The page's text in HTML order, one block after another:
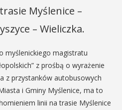
Myślenice –
– Wieliczka.
myślenickiego magistratu
z prośbą o wyrażenie
z przystanków autobusowych
i Gminy Myślenice, ma to
linii na trasie Myślenice